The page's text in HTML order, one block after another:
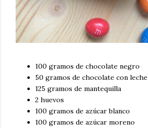
100 gramos de chocolate negro
50 gramos de chocolate con leche
125 gramos de mantequilla
2 huevos
100 gramos de azúcar blanco
100 gramos de azúcar moreno